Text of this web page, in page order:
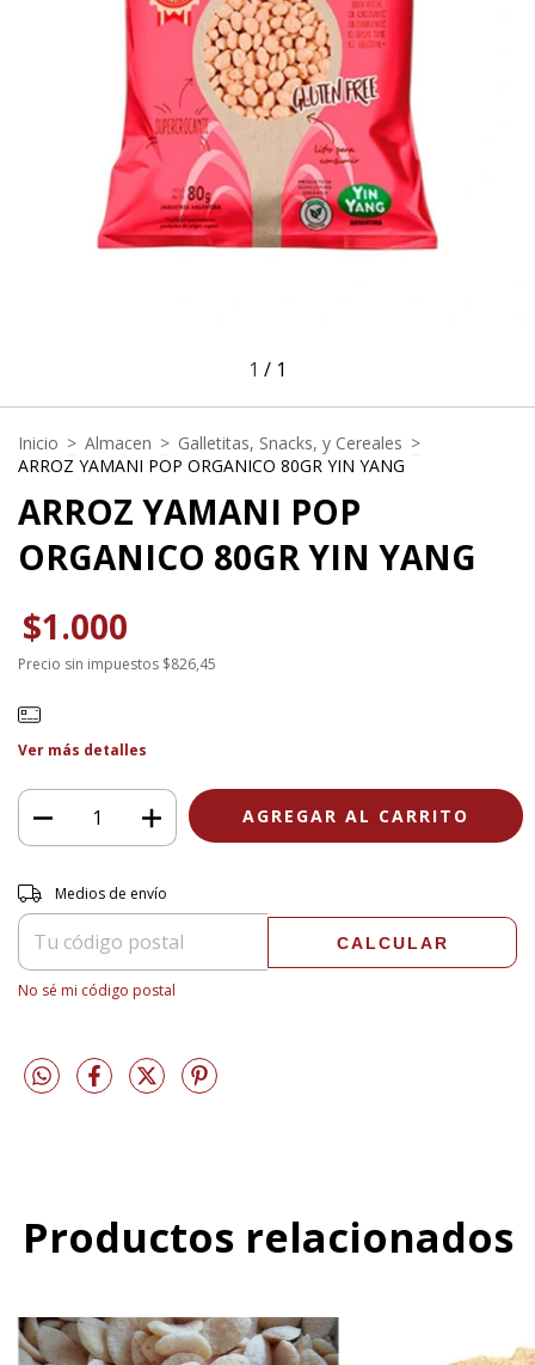
1 / 1
Inicio > Almacen > Galletitas, Snacks, y Cereales >
ARROZ YAMANI POP ORGANICO 80GR YIN YANG
ARROZ YAMANI POP
ORGANICO 80GR YIN YANG
$1.000
Precio sin impuestos $826,45
Ver más detalles
Entregas para el CP:
Medios de envío
CALCULAR
No sé mi código postal
Productos relacionados